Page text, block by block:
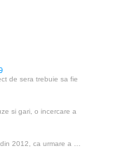
de sera trebuie sa fie
si gari, o incercare a
2012, ca urmare a …